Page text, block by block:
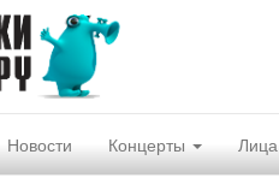
Новости Концерты Лица